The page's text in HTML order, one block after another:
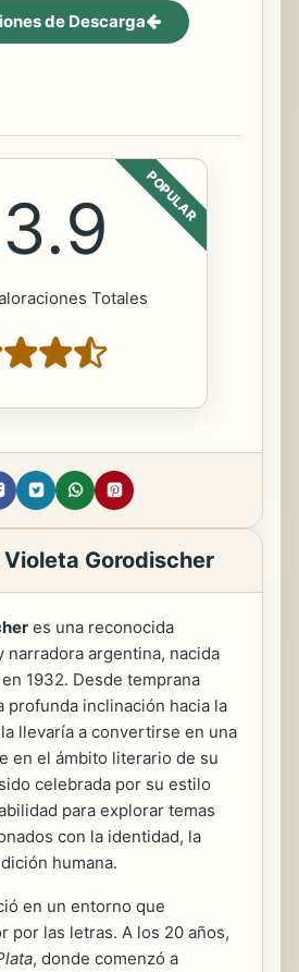
de Descarga
POPULAR
3.9
Totales
Gorodischer
es una reconocida
narradora argentina, nacida
en 1932. Desde temprana
profunda inclinación hacia la
llevaría a convertirse en una
en el ámbito literario de su
celebrada por su estilo
para explorar temas
con la identidad, la
humana.
en un entorno que
por las letras. A los 20 años,
, donde comenzó a